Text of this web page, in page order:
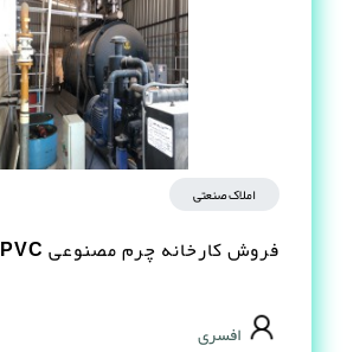
املاک صنعتی
فروش کارخانه چرم مصنوعى PVC در شیراز
افسری